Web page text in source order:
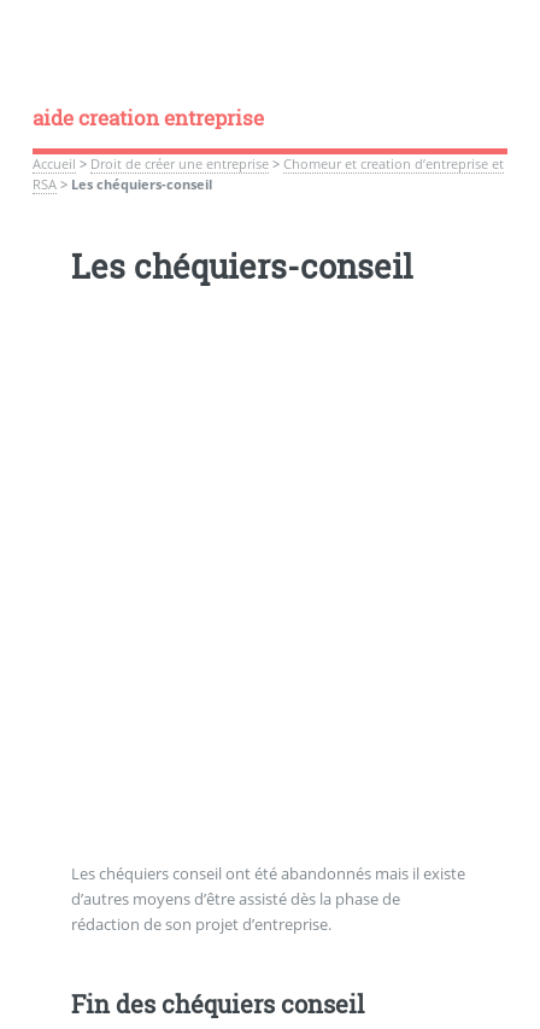
aide creation entreprise
Accueil > Droit de créer une entreprise> Chomeur et creation d’entreprise et
RSA> Les chéquiers-conseil
Les chéquiers-conseil
Les chéquiers conseil ont été abandonnés mais il existe
d’autres moyens d’être assisté dès la phase de
rédaction de son projet d’entreprise.
Fin des chéquiers conseil